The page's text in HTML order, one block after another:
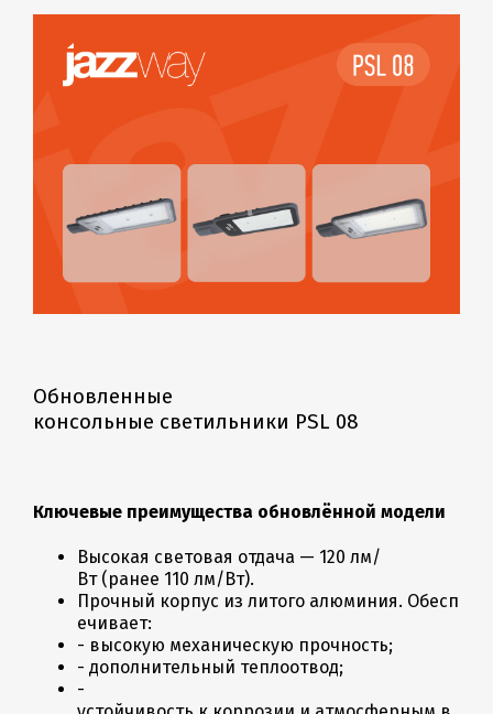
Обновленные
консольные светильники PSL 08
Ключевые преимущества обновлённой модели
Высокая световая отдача — 120 лм/
Вт (ранее 110 лм/Вт).
Прочный корпус из литого алюминия. Обесп
ечивает:
- высокую механическую прочность;
- дополнительный теплоотвод;
-